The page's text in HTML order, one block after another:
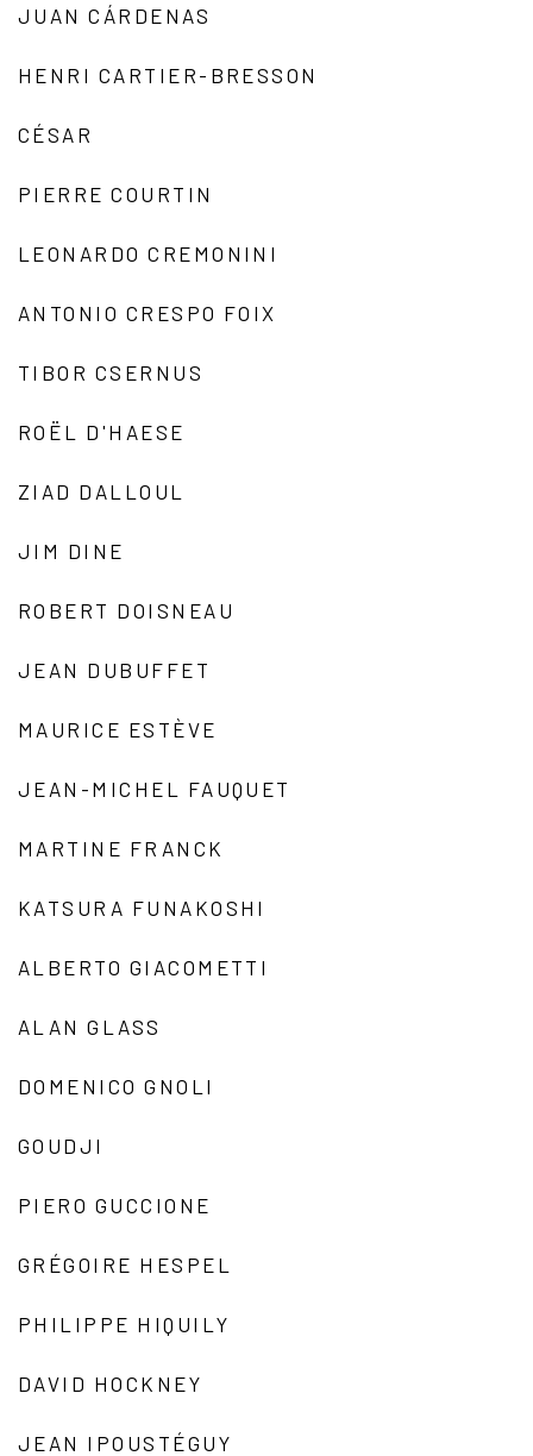
JUAN CÁRDENAS
HENRI CARTIER-BRESSON
CÉSAR
PIERRE COURTIN
LEONARDO CREMONINI
ANTONIO CRESPO FOIX
TIBOR CSERNUS
ROËL D'HAESE
ZIAD DALLOUL
JIM DINE
ROBERT DOISNEAU
JEAN DUBUFFET
MAURICE ESTÈVE
JEAN-MICHEL FAUQUET
MARTINE FRANCK
KATSURA FUNAKOSHI
ALBERTO GIACOMETTI
ALAN GLASS
DOMENICO GNOLI
GOUDJI
PIERO GUCCIONE
GRÉGOIRE HESPEL
PHILIPPE HIQUILY
DAVID HOCKNEY
JEAN IPOUSTÉGUY